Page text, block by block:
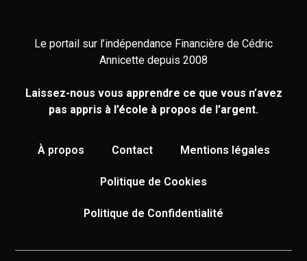
Le portail sur l’indépendance Financière de Cédric
Annicette depuis 2008
Laissez-nous vous apprendre ce que vous n’avez
pas appris à l’école à propos de l’argent.
À propos Contact Mentions légales
Politique de Cookies
Politique de Confidentialité